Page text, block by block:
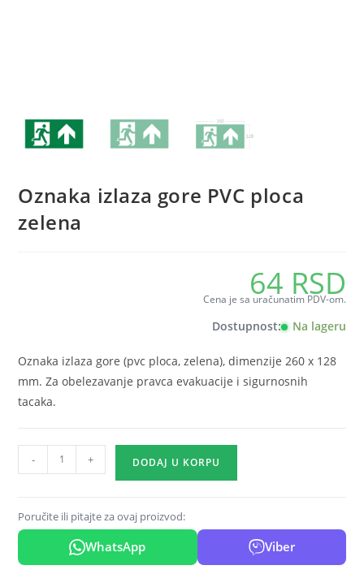
Oznaka izlaza gore PVC ploca
zelena
64 RSD
Cena je sa uračunatim PDV-om.
Dostupnost: Na lageru
Oznaka izlaza gore (pvc ploca, zelena), dimenzije 260 x 128
mm. Za obelezavanje pravca evakuacije i sigurnosnih
tacaka.
izlaza
PVC
ploca
zelena
- + DODAJ U KORPU
Poručite ili pitajte za ovaj proizvod:
WhatsApp Viber